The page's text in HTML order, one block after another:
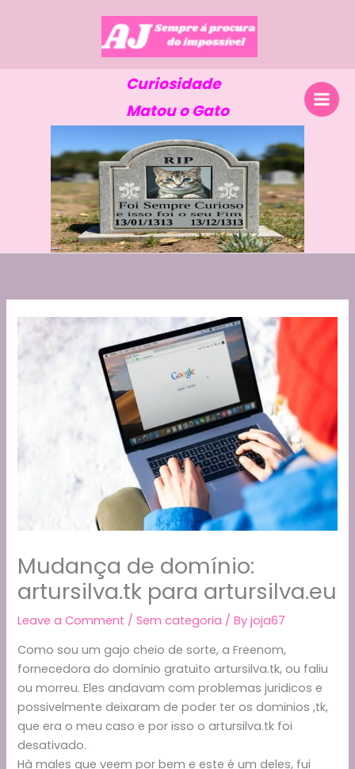
Curiosidade
Matou o Gato
Mudança de domínio:
artursilva.tk para artursilva.eu
Leave a Comment /Sem categoria / Byjoja67
Como sou um gajo cheio de sorte, a Freenom,
fornecedora do domínio gratuito artursilva.tk, ou faliu
ou morreu. Eles andavam com problemas juridicos e
possivelmente deixaram de poder ter os dominios ,tk,
que era o meu caso e por isso o artursilva.tk foi
desativado.
Hà males que veem por bem e este é um deles, fui